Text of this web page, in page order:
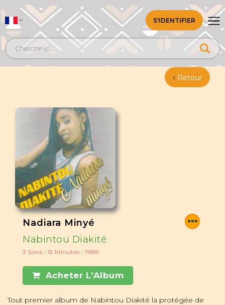
S'IDENTIFIER
Retour
Nadiara Minyé
Nabintou Diakité
3 Sons • 15 Minutes • 1999
Acheter L'Album
Tout premier album de Nabintou Diakité la protégée de